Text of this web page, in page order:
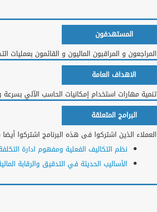
المستهدفون
المراجعون و المراقبون الماليون و القائمون
الاهداف العامة
تنمية مهارات استخدام إمكانيات الحاسب الآلي بسرعة
البرامج المتعلقة
العملاء الذين اشتركوا فى هذه البرنامج اشتركوا أيضا
نظم التكاليف الفعلية ومفهوم ادارة
الأساليب الحديثة في التدقيق والرقابة